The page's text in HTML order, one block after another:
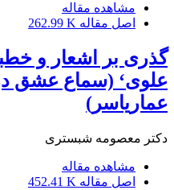
مشاهده مقاله
اصل مقاله 262.99 K
گذری بر اشعار و
علوی‘ (سماع عشق
عماریاسر)
دکتر معصومه شبستری
مشاهده مقاله
اصل مقاله 452.41 K